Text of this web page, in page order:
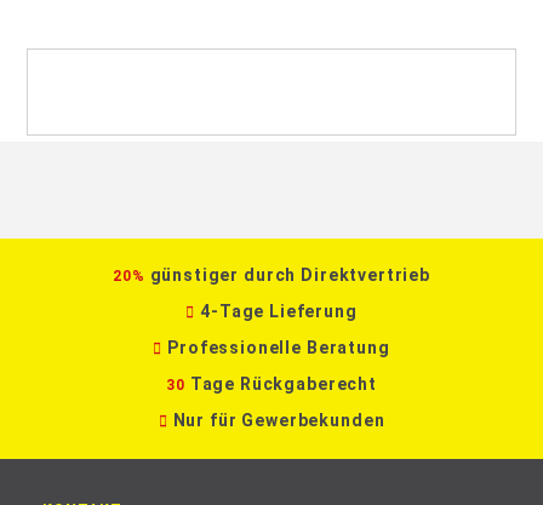
20% günstiger durch Direktvertrieb
4-Tage Lieferung
Professionelle Beratung
30 Tage Rückgaberecht
Nur für Gewerbekunden